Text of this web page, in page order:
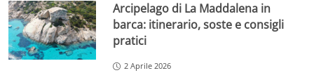
Arcipelago di La Maddalena in
barca: itinerario, soste e consigli
pratici
2 Aprile 2026